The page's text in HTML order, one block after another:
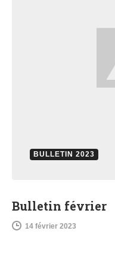
BULLETIN 2023
Bulletin février
14 février 2023